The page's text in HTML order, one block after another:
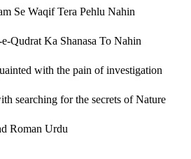
Se Waqif Tera Pehlu Nahin
Qudrat Ka Shanasa To Nahin
with the pain of investigation
searching for the secrets of Nature
Roman Urdu